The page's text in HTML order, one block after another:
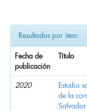
Resultados por ítem:
Fecha de
publicación
Título
2020
Estudio
de la
Salvador